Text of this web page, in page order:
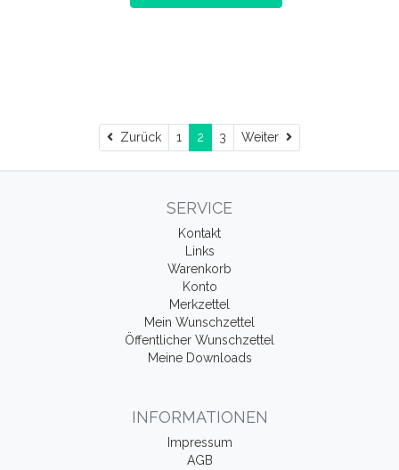
ZurückZurück
1 2 3 Weiter Weiter
SERVICE
Kontakt
Links
Warenkorb
Konto
Merkzettel
Mein Wunschzettel
Öffentlicher Wunschzettel
Meine Downloads
INFORMATIONEN
Impressum
AGB